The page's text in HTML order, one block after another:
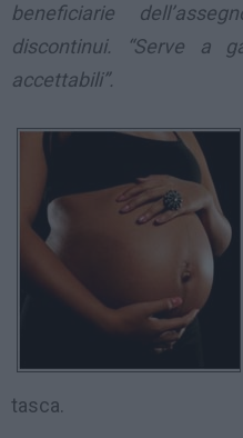
beneficiarie
discontinui. “Serve a
accettabili”.
tasca.